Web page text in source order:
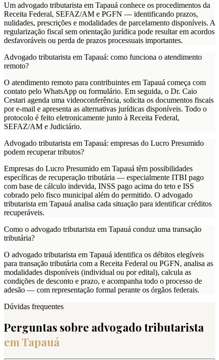
Um advogado tributarista em Tapauá conhece os procedimentos da
Receita Federal, SEFAZ/AM e PGFN — identificando prazos,
nulidades, prescrições e modalidades de parcelamento disponíveis. A
regularização fiscal sem orientação jurídica pode resultar em acordos
desfavoráveis ou perda de prazos processuais importantes.
Advogado tributarista em Tapauá: como funciona o atendimento
remoto?
O atendimento remoto para contribuintes em Tapauá começa com
contato pelo WhatsApp ou formulário. Em seguida, o Dr. Caio
Cestari agenda uma videoconferência, solicita os documentos fiscais
por e-mail e apresenta as alternativas jurídicas disponíveis. Todo o
protocolo é feito eletronicamente junto à Receita Federal,
SEFAZ/AM e Judiciário.
Advogado tributarista em Tapauá: empresas do Lucro Presumido
podem recuperar tributos?
Empresas do Lucro Presumido em Tapauá têm possibilidades
específicas de recuperação tributária — especialmente ITBI pago
com base de cálculo indevida, INSS pago acima do teto e ISS
cobrado pelo fisco municipal além do permitido. O advogado
tributarista em Tapauá analisa cada situação para identificar créditos
recuperáveis.
Como o advogado tributarista em Tapauá conduz uma transação
tributária?
O advogado tributarista em Tapauá identifica os débitos elegíveis
para transação tributária com a Receita Federal ou PGFN, analisa as
modalidades disponíveis (individual ou por edital), calcula as
condições de desconto e prazo, e acompanha todo o processo de
adesão — com representação formal perante os órgãos federais.
Dúvidas frequentes
Perguntas sobre advogado tributarista
emTapauá